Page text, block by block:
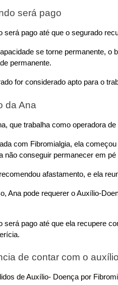
será pago
será pago até que o segurado
se torne permanente, o
permanente.
for considerado apto para o
da Ana
que trabalha como operadora
com Fibromialgia, ela
não conseguir permanecer em pé
afastamento, e ela
Ana pode requerer o Auxílio-
será pago até que ela recupere
de contar com o
de Auxílio- Doença por